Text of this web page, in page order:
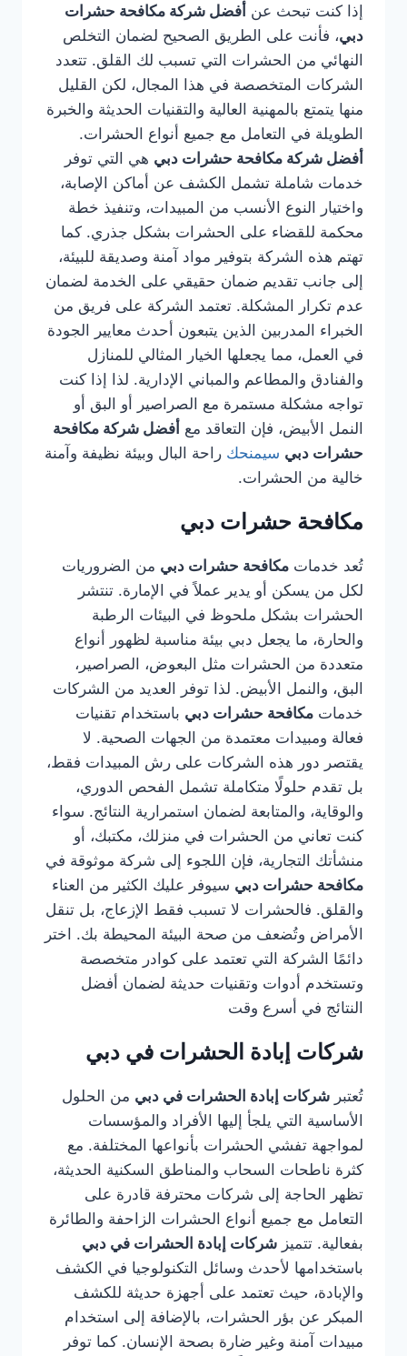
إذا كنت تبحث عن أفضل شركة مكافحة حشرات
دبي، فأنت على الطريق الصحيح لضمان التخلص
النهائي من الحشرات التي تسبب لك القلق. تتعدد
الشركات المتخصصة في هذا المجال، لكن القليل
منها يتمتع بالمهنية العالية والتقنيات الحديثة والخبرة
الطويلة في التعامل مع جميع أنواع الحشرات.
أفضل شركة مكافحة حشرات دبي هي التي توفر
خدمات شاملة تشمل الكشف عن أماكن الإصابة،
واختيار النوع الأنسب من المبيدات، وتنفيذ خطة
محكمة للقضاء على الحشرات بشكل جذري. كما
تهتم هذه الشركة بتوفير مواد آمنة وصديقة للبيئة،
إلى جانب تقديم ضمان حقيقي على الخدمة لضمان
عدم تكرار المشكلة. تعتمد الشركة على فريق من
الخبراء المدربين الذين يتبعون أحدث معايير الجودة
في العمل، مما يجعلها الخيار المثالي للمنازل
والفنادق والمطاعم والمباني الإدارية. لذا إذا كنت
تواجه مشكلة مستمرة مع الصراصير أو البق أو
النمل الأبيض، فإن التعاقد مع أفضل شركة مكافحة
حشرات دبي سيمنحك راحة البال وبيئة نظيفة وآمنة
خالية من الحشرات.
مكافحة حشرات دبي
تُعد خدمات مكافحة حشرات دبي من الضروريات
لكل من يسكن أو يدير عملاً في الإمارة. تنتشر
الحشرات بشكل ملحوظ في البيئات الرطبة
والحارة، ما يجعل دبي بيئة مناسبة لظهور أنواع
متعددة من الحشرات مثل البعوض، الصراصير،
البق، والنمل الأبيض. لذا توفر العديد من الشركات
خدمات مكافحة حشرات دبي باستخدام تقنيات
فعالة ومبيدات معتمدة من الجهات الصحية. لا
يقتصر دور هذه الشركات على رش المبيدات فقط،
بل تقدم حلولًا متكاملة تشمل الفحص الدوري،
والوقاية، والمتابعة لضمان استمرارية النتائج. سواء
كنت تعاني من الحشرات في منزلك، مكتبك، أو
منشأتك التجارية، فإن اللجوء إلى شركة موثوقة في
مكافحة حشرات دبي سيوفر عليك الكثير من العناء
والقلق. فالحشرات لا تسبب فقط الإزعاج، بل تنقل
الأمراض وتُضعف من صحة البيئة المحيطة بك. اختر
دائمًا الشركة التي تعتمد على كوادر متخصصة
وتستخدم أدوات وتقنيات حديثة لضمان أفضل
النتائج في أسرع وقت
شركات إبادة الحشرات في دبي
تُعتبر شركات إبادة الحشرات في دبي من الحلول
الأساسية التي يلجأ إليها الأفراد والمؤسسات
لمواجهة تفشي الحشرات بأنواعها المختلفة. مع
كثرة ناطحات السحاب والمناطق السكنية الحديثة،
تظهر الحاجة إلى شركات محترفة قادرة على
التعامل مع جميع أنواع الحشرات الزاحفة والطائرة
بفعالية. تتميز شركات إبادة الحشرات في دبي
باستخدامها لأحدث وسائل التكنولوجيا في الكشف
والإبادة، حيث تعتمد على أجهزة حديثة للكشف
المبكر عن بؤر الحشرات، بالإضافة إلى استخدام
مبيدات آمنة وغير ضارة بصحة الإنسان. كما توفر